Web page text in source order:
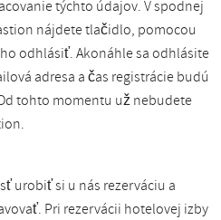
týchto údajov. V spodnej
nájdete tlačidlo, pomocou
odhlásiť. Akonáhle sa odhlásite
adresa a čas registrácie budú
tohto momentu už nebudete
urobiť si u nás rezerváciu a
Pri rezervácii hotelovej izby